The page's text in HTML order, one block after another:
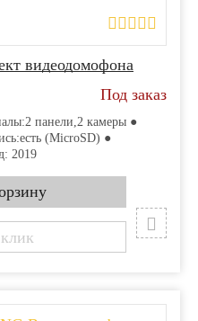
видеодомофона
Под заказ
панели,2 камеры ●
(MicroSD) ●
2019